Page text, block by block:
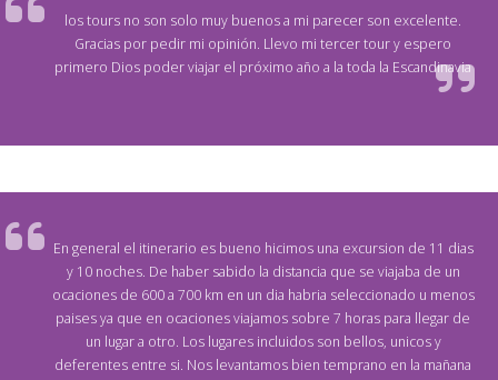
los tours no son solo muy buenos a mi parecer son excelente.
Gracias por pedir mi opinión. Llevo mi tercer tour y espero
primero Dios poder viajar el próximo año a la toda la Escandinavia
En general el itinerario es bueno hicimos una excursion de 11 dias
y 10 noches. De haber sabido la distancia que se viajaba de un
ocaciones de 600 a 700 km en un dia habria seleccionado u menos
paises ya que en ocaciones viajamos sobre 7 horas para llegar de
un lugar a otro. Los lugares incluidos son bellos, unicos y
deferentes entre si. Nos levantamos bien temprano en la mañana